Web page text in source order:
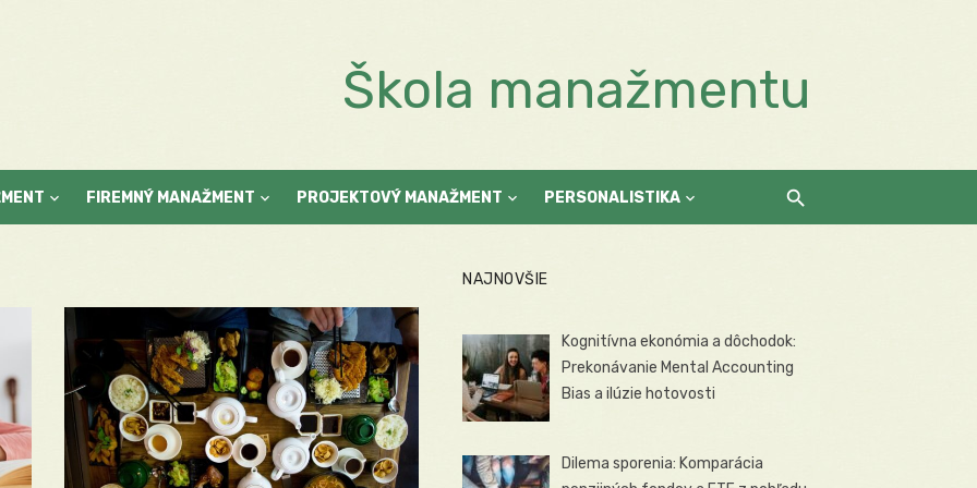
Škola manažmentu
FIREMNÝ MANAŽMENT PROJEKTOVÝ MANAŽMENT PERSONALISTIKA
NAJNOVŠIE
Kognitívna ekonómia a dôchodok:
Prekonávanie Mental Accounting
Bias a ilúzie hotovosti
Dilema sporenia: Komparácia